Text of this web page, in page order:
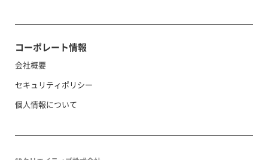
コーポレート情報
会社概要
セキュリティポリシー
個人情報について